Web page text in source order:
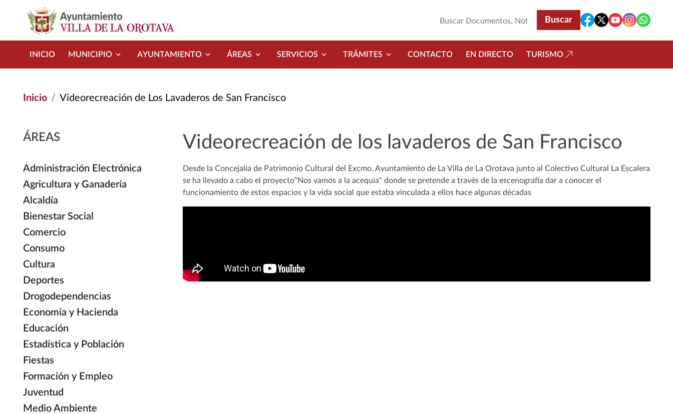
INICIO MUNICIPIO AYUNTAMIENTO ÁREAS SERVICIOS TRÁMITES CONTACTO EN DIRECTO TURISMO
Inicio Videorecreación de Los Lavaderos de San Francisco
ÁREAS
Administración Electrónica
Agricultura y Ganadería
Alcaldía
Bienestar Social
Comercio
Consumo
Cultura
Deportes
Drogodependencias
Economía y Hacienda
Educación
Estadística y Población
Fiestas
Formación y Empleo
Juventud
Medio Ambiente
Videorecreación de los lavaderos de San Francisco
Desde la Concejalía de Patrimonio Cultural del Excmo. Ayuntamiento de La Villa de La Orotava junto al Colectivo Cultural La Escalera
se ha llevado a cabo el proyecto"Nos vamos a la acequia" donde se pretende a través de la escenografía dar a conocer el
funcionamiento de estos espacios y la vida social que estaba vinculada a ellos hace algunas décadas